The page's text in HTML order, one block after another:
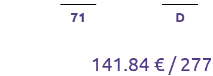
71 D
141.84 € /